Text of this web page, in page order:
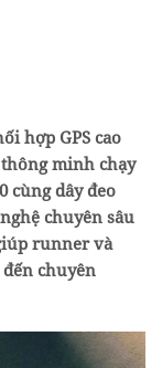
hợp GPS cao
minh chạy
cùng dây đeo
chuyên sâu
runner và
chuyên